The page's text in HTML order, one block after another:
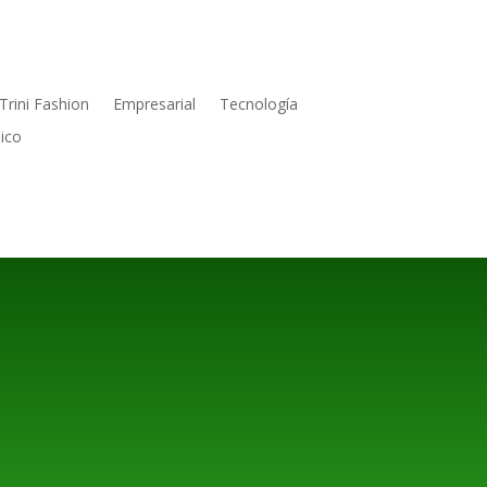
Fashion Empresarial
Tecnología